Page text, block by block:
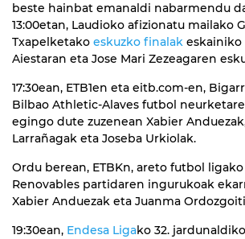
beste hainbat emanaldi nabarmendu
13:00etan, Laudioko afizionatu mailako
Txapelketako eskuzko finalak eskainiko
Aiestaran eta Jose Mari Zezeagaren
17:30ean, ETB1en eta eitb.com-en,
Bilbao Athletic-Alaves futbol
egingo dute zuzenean Xabier
Larrañagak eta Joseba Urkiolak.
Ordu berean, ETBKn, areto futbol
Renovables partidaren ingurukoak
Xabier Anduezak eta Juanma
19:30ean, Endesa Ligako 32.